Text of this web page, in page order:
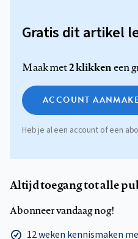
Gratis dit artikel
Maak met2 klikkeneen
ACCOUNT
Heb je al een account of een
Altijd toegang tot alle
Abonneer vandaag nog!
12 weken kennismaken